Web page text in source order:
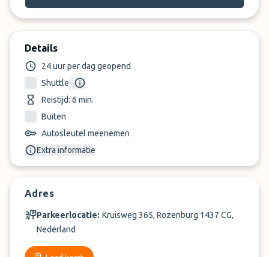
Details
24 uur per dag geopend
Shuttle
Reistijd: 6 min.
Buiten
Autosleutel meenemen
Extra informatie
Adres
Parkeerlocatie: Kruisweg 365, Rozenburg 1437 CG,
Nederland